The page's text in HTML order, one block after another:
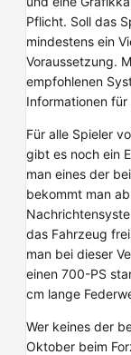
Pflicht. Soll das
mindestens ein
Voraussetzung.
empfohlenen
Informationen
Für alle Spieler
gibt es noch ein
man eines der
bekommt man
das Fahrzeug
man bei dieser
einen 700-PS
cm lange
Wer keines der
Oktober beim